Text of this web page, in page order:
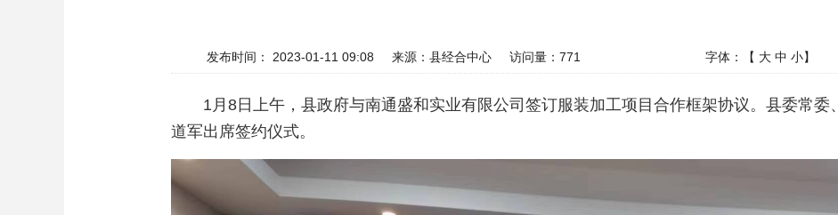
发布时间： 2023-01-11 09:08 来源：县经合中心 访问量： 771 字体：【 大 中 小】
1月8日上午，县政府与南通盛和实业有限公司签订服装加工项目合作框架协议。县委常委
道军出席签约仪式。